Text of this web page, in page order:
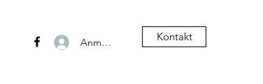
Anmelden Kontakt